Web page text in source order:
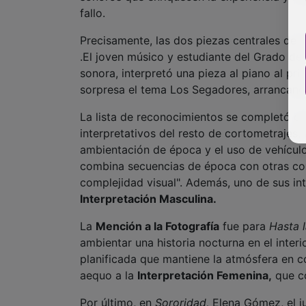
fallo.
Precisamente, las dos piezas centrales
.El joven músico y estudiante del Grado
sonora, interpretó una pieza al piano al
sorpresa el tema Los Segadores,
La lista de reconocimientos se completó
interpretativos del resto de cortometrajes.
ambientación de época y el uso de
combina secuencias de época con otras
complejidad visual". Además, uno de sus
Interpretación Masculina.
La Mención a la Fotografía fue para Hasta
ambientar una historia nocturna en el
planificada que mantiene la atmósfera en
aequo a la Interpretación Femenina, que
Por último, en Sororidad, Elena Gómez, el